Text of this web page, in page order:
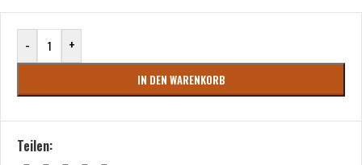
- +
IN DEN WARENKORB
Teilen: